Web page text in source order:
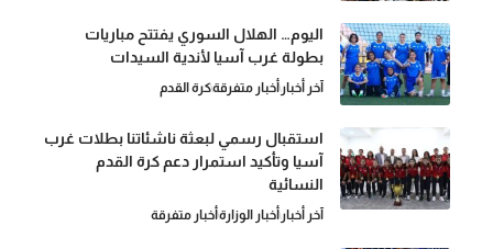
اليوم… الهلال السوري يفتتح مباريات
بطولة غرب آسيا لأندية السيدات
آخر أخبارأخبار متفرقةكرة القدم
استقبال رسمي لبعثة ناشئاتنا بطلات غرب
آسيا وتأكيد استمرار دعم كرة القدم
النسائية
آخر أخبارأخبار الوزارةأخبار متفرقة